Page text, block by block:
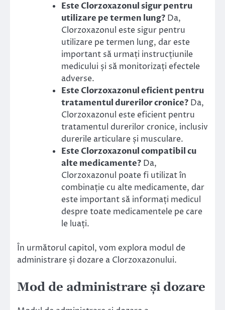
Este Clorzoxazonul sigur pentru
utilizare pe termen lung? Da,
Clorzoxazonul este sigur pentru
utilizare pe termen lung, dar este
important să urmați instrucțiunile
medicului și să monitorizați efectele
adverse.
Este Clorzoxazonul eficient pentru
tratamentul durerilor cronice? Da,
Clorzoxazonul este eficient pentru
tratamentul durerilor cronice, inclusiv
durerile articulare și musculare.
Este Clorzoxazonul compatibil cu
alte medicamente? Da,
Clorzoxazonul poate fi utilizat în
combinație cu alte medicamente, dar
este important să informați medicul
despre toate medicamentele pe care
le luați.
În următorul capitol, vom explora modul de
administrare și dozare a Clorzoxazonului.
Mod de administrare și dozare